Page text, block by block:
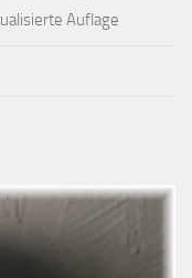
Auflage